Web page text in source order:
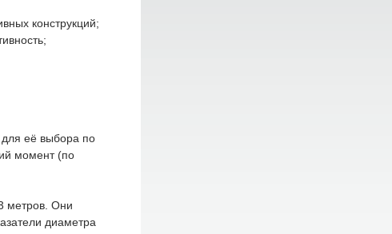
конструкций;
её выбора по
момент (по
метров. Они
диаметра